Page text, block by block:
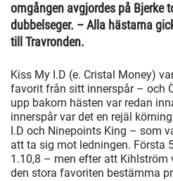
omgången avgjordes på Bjerke
dubbelseger. – Alla hästarna
till Travronden.
Kiss My I.D (e. Cristal Money)
favorit från sitt innerspår – och
upp bakom hästen var redan
innerspår var det en rejäl
I.D och Ninepoints King – som
att ta sig mot ledningen. Första
1.10,8 – men efter att Kihlström
den stora favoriten bestämma